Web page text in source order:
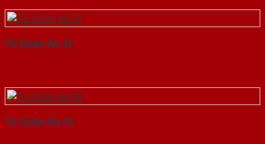
Tủ Quần Áo 31
Tủ Quần Áo 30